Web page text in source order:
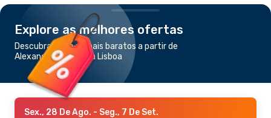
Explore as melhores ofertas
Descubra os voos mais baratos a partir de
Alexandroupolis para Lisboa
Sex., 28 De Ago. - Seg., 7 De Set.